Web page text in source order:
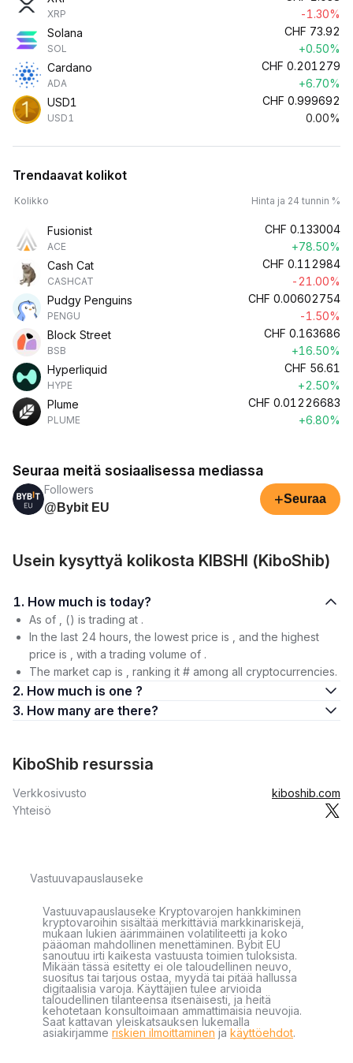
XRP
-1.30%
Solana
SOL
CHF 73.92
+0.50%
Cardano
ADA
CHF 0.201279
+6.70%
USD1
USD1
CHF 0.999692
0.00%
Trendaavat kolikot
Kolikko Hinta ja 24 tunnin %
Fusionist
ACE
CHF 0.133004
+78.50%
Cash Cat
CASHCAT
CHF 0.112984
-21.00%
Pudgy Penguins
PENGU
CHF 0.00602754
-1.50%
Block Street
BSB
CHF 0.163686
+16.50%
Hyperliquid
HYPE
CHF 56.61
+2.50%
Plume
PLUME
CHF 0.01226683
+6.80%
Seuraa meitä sosiaalisessa mediassa
Followers
@Bybit EU
+Seuraa
Usein kysyttyä kolikosta KIBSHI (KiboShib)
1. How much is today?
As of , () is trading at .
In the last 24 hours, the lowest price is , and the highest
price is , with a trading volume of .
The market cap is , ranking it # among all cryptocurrencies.
2. How much is one ?
3. How many are there?
KiboShib resurssia
Verkkosivusto
kiboshib.com
Yhteisö
Vastuuvapauslauseke
Vastuuvapauslauseke Kryptovarojen hankkiminen
kryptovaroihin sisältää merkittäviä markkinariskejä,
mukaan lukien äärimmäinen volatiliteetti ja koko
pääoman mahdollinen menettäminen. Bybit EU
sanoutuu irti kaikesta vastuusta toimien tuloksista.
Mikään tässä esitetty ei ole taloudellinen neuvo,
suositus tai tarjous ostaa, myydä tai pitää hallussa
digitaalisia varoja. Käyttäjien tulee arvioida
taloudellinen tilanteensa itsenäisesti, ja heitä
kehotetaan konsultoimaan ammattimaisia neuvojia.
Saat kattavan yleiskatsauksen lukemalla
asiakirjamme riskien ilmoittaminen ja käyttöehdot.